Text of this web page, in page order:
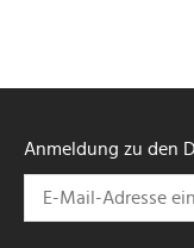
Anmeldung zu den